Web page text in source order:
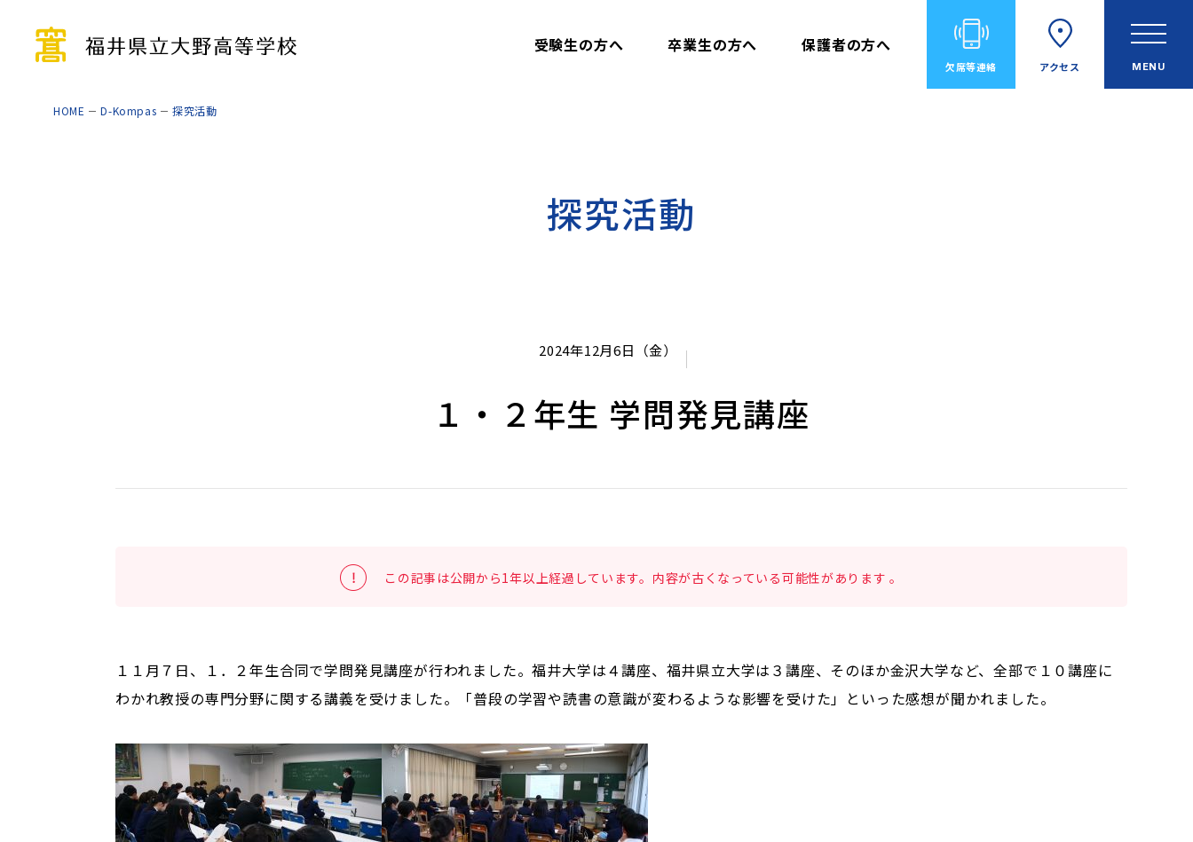
受験生の方へ 卒業生の方へ 保護者の方へ
欠席等連絡 アクセス MENU
HOME D-Kompas 探究活動
探究活動
2024年12月6日（金）
１・２年生 学問発見講座
この記事は公開から1年以上経過しています。内容が古くなっている可能性があります 。
１１月７日、１．２年生合同で学問発見講座が行われました。福井大学は４講座、福井県立大学は３講座、そのほか金沢大学など、全部で１０講座に
わかれ教授の専門分野に関する講義を受けました。「普段の学習や読書の意識が変わるような影響を受けた」といった感想が聞かれました。